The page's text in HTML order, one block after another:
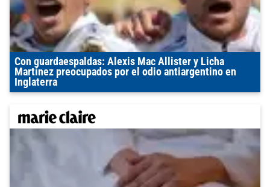
Con guardaespaldas: Alexis Mac Allister y Licha
Martínez preocupados por el odio antiargentino en
Inglaterra